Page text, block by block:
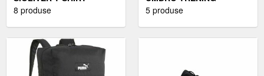
TRICOU PENTRU
8 produse
PENTRU BĂIEȚI TRENING
5 produse